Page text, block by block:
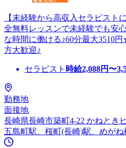
【未経験から高収入セラピスト
全無料レッスンで未経験でも安
な時間に働ける♪60分最大3510
方大歓迎♪
セラピスト 時給2,088円〜
勤務地
面接地
長崎県長崎市築町4-22 かねとき
五島町駅、桜町(長崎)駅、めがね